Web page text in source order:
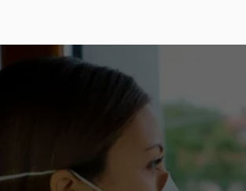
principal